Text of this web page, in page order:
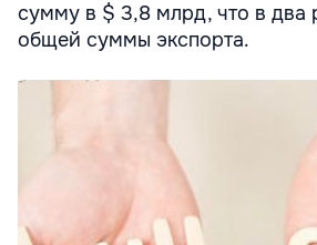
сумму в $ 3,8 млрд, что в два
общей суммы экспорта.